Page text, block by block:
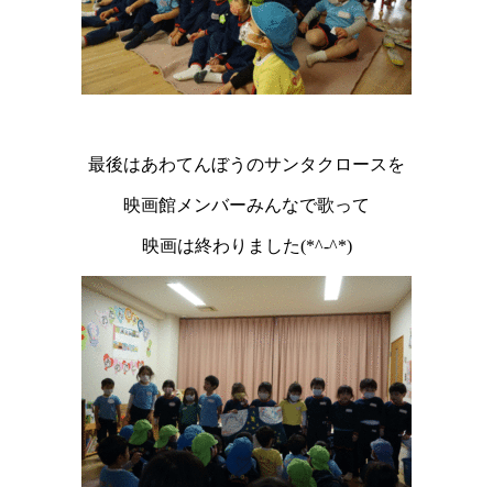
最後はあわてんぼうのサンタクロースを
映画館メンバーみんなで歌って
映画は終わりました(*^-^*)